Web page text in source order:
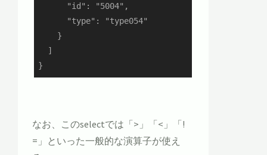
      "id": "5004",
      "type": "type054"
    }
  ]
}
なお、このselectでは「>」「<」「!
=」といった一般的な演算子が使え